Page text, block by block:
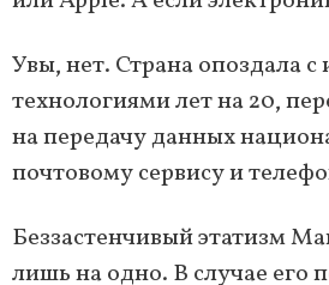
Увы, нет. Страна опоздала с
технологиями лет на 20,
на передачу данных
почтовому сервису и
Беззастенчивый этатизм
лишь на одно. В случае его